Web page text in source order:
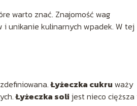
warto znać. Znajomość wag
unikanie kulinarnych wpadek. W tej
Łyżeczka cukru waży
Łyżeczka soli jest nieco cięższa